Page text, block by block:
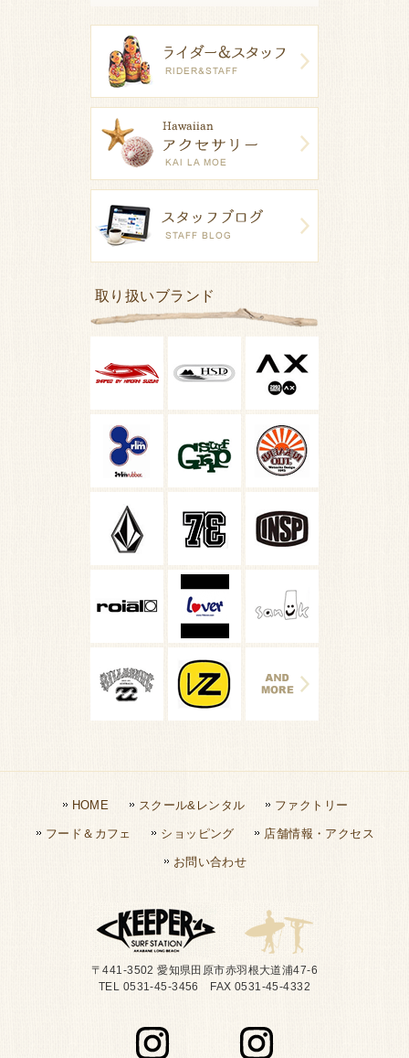
取り扱いブランド
HOME スクール&レンタル ファクトリー
フード＆カフェ ショッピング 店舗情報・アクセス
お問い合わせ
〒441-3502 愛知県田原市赤羽根大道浦47-6
TEL 0531-45-3456 FAX 0531-45-4332